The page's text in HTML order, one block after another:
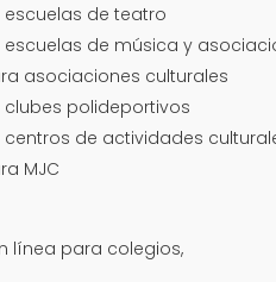
de teatro
escuelas de música y
asociaciones culturales
polideportivos
de actividades
MJC
línea para colegios,